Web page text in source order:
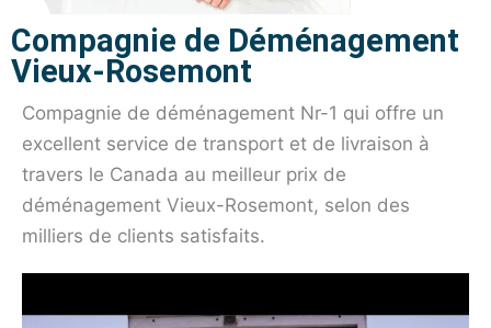
Compagnie de Déménagement
Vieux-Rosemont
Compagnie de déménagement Nr-1 qui offre un
excellent service de transport et de livraison à
travers le Canada au meilleur prix de
déménagement Vieux-Rosemont, selon des
milliers de clients satisfaits.